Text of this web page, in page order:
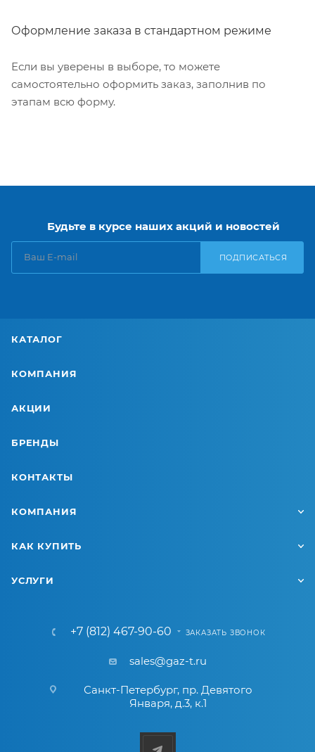
Оформление заказа в стандартном режиме
Если вы уверены в выборе, то можете
самостоятельно оформить заказ, заполнив по
этапам всю форму.
Будьте в курсе наших акций и новостей
ПОДПИСАТЬСЯ
КАТАЛОГ
КОМПАНИЯ
АКЦИИ
БРЕНДЫ
КОНТАКТЫ
КОМПАНИЯ
КАК КУПИТЬ
УСЛУГИ
+7 (812) 467-90-60 ЗАКАЗАТЬ ЗВОНОК
sales@gaz-t.ru
Санкт-Петербург, пр. Девятого
Января, д.3, к.1